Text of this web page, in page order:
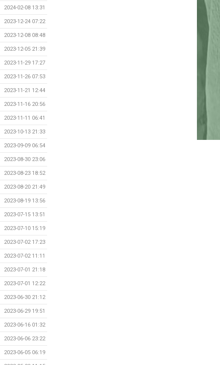
2024-02-08 13:31
2023-12-24 07:22
2023-12-08 08:48
2023-12-05 21:39
2023-11-29 17:27
2023-11-26 07:53
2023-11-21 12:44
2023-11-16 20:56
2023-11-11 06:41
2023-10-13 21:33
2023-09-09 06:54
2023-08-30 23:06
2023-08-23 18:52
2023-08-20 21:49
2023-08-19 13:56
2023-07-15 13:51
2023-07-10 15:19
2023-07-02 17:23
2023-07-02 11:11
2023-07-01 21:18
2023-07-01 12:22
2023-06-30 21:12
2023-06-29 19:51
2023-06-16 01:32
2023-06-06 23:22
2023-06-05 06:19